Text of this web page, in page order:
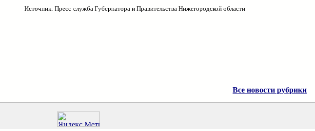
Источник: Пресс-служба Губернатора и Правительства Нижегородской области
Все новости рубрики